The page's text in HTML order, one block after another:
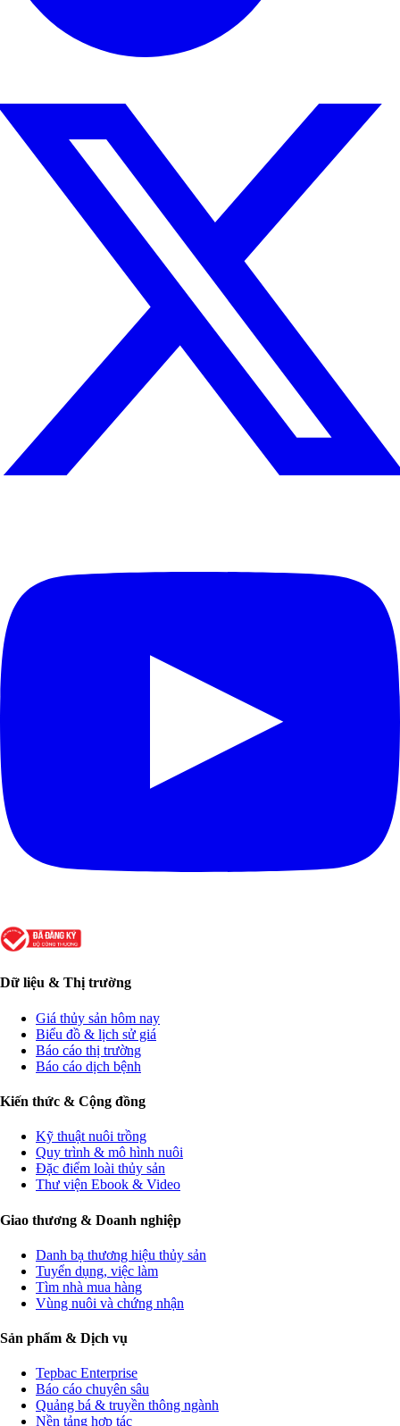
Dữ liệu & Thị trường
Giá thủy sản hôm nay
Biểu đồ & lịch sử giá
Báo cáo thị trường
Báo cáo dịch bệnh
Kiến thức & Cộng đồng
Kỹ thuật nuôi trồng
Quy trình & mô hình nuôi
Đặc điểm loài thủy sản
Thư viện Ebook & Video
Giao thương & Doanh nghiệp
Danh bạ thương hiệu thủy sản
Tuyển dụng, việc làm
Tìm nhà mua hàng
Vùng nuôi và chứng nhận
Sản phẩm & Dịch vụ
Tepbac Enterprise
Báo cáo chuyên sâu
Quảng bá & truyền thông ngành
Nền tảng hợp tác